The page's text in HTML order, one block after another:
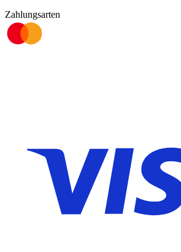
Zahlungsarten